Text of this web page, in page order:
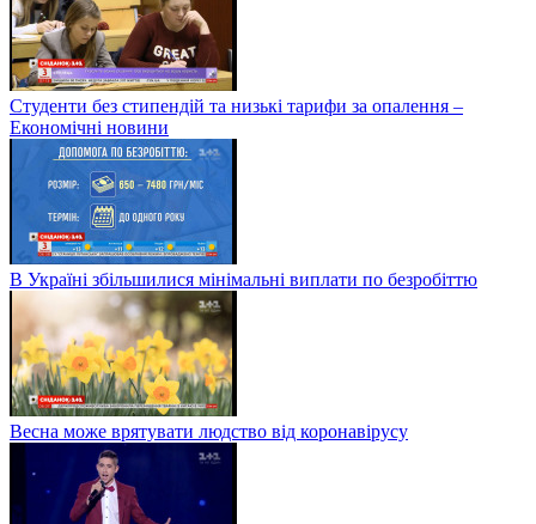
Студенти без стипендій та низькі тарифи за опалення –
Економічні новини
В Україні збільшилися мінімальні виплати по безробіттю
Весна може врятувати людство від коронавірусу